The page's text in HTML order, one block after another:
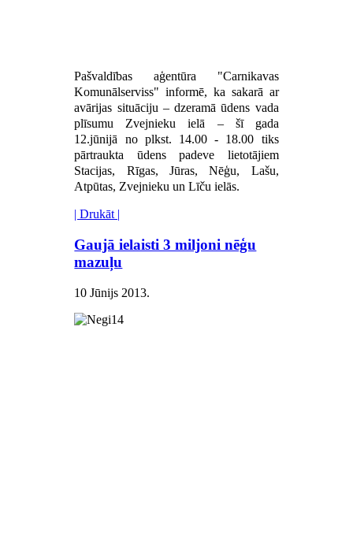
Pašvaldības aģentūra "Carnikavas
Komunālserviss" informē, ka sakarā ar
avārijas situāciju – dzeramā ūdens vada
plīsumu Zvejnieku ielā – šī gada
12.jūnijā no plkst. 14.00 - 18.00 tiks
pārtraukta ūdens padeve lietotājiem
Stacijas, Rīgas, Jūras, Nēģu, Lašu,
Atpūtas, Zvejnieku un Līču ielās.
| Drukāt |
Gaujā ielaisti 3 miljoni nēģu
mazuļu
10 Jūnijs 2013.